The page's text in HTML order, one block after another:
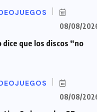
08/08/
dice que los discos “no
08/08/